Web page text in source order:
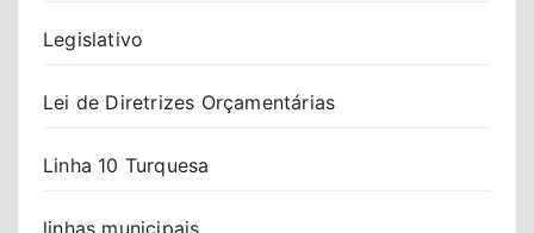
Legislativo
Lei de Diretrizes Orçamentárias
Linha 10 Turquesa
linhas municipais